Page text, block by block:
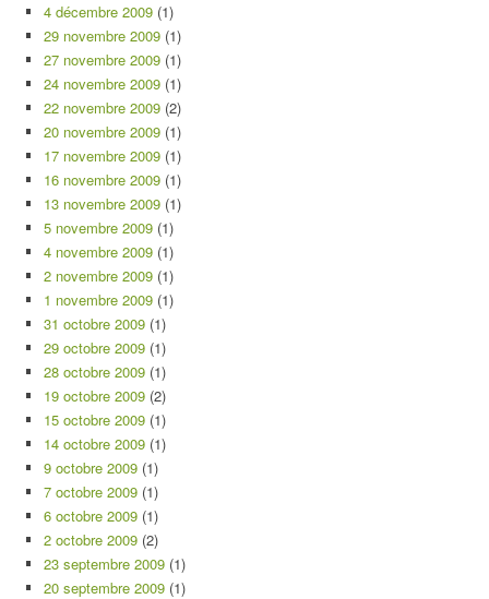
4 décembre 2009 (1)
29 novembre 2009 (1)
27 novembre 2009 (1)
24 novembre 2009 (1)
22 novembre 2009 (2)
20 novembre 2009 (1)
17 novembre 2009 (1)
16 novembre 2009 (1)
13 novembre 2009 (1)
5 novembre 2009 (1)
4 novembre 2009 (1)
2 novembre 2009 (1)
1 novembre 2009 (1)
31 octobre 2009 (1)
29 octobre 2009 (1)
28 octobre 2009 (1)
19 octobre 2009 (2)
15 octobre 2009 (1)
14 octobre 2009 (1)
9 octobre 2009 (1)
7 octobre 2009 (1)
6 octobre 2009 (1)
2 octobre 2009 (2)
23 septembre 2009 (1)
20 septembre 2009 (1)